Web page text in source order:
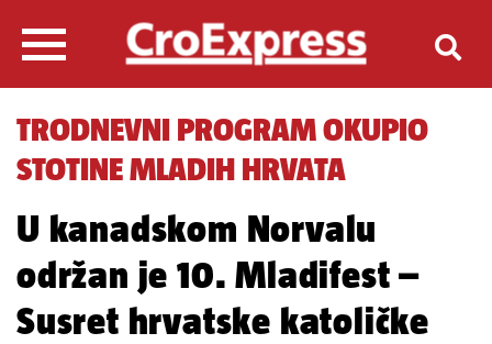
TRODNEVNI PROGRAM OKUPIO
STOTINE MLADIH HRVATA
U kanadskom Norvalu
održan je 10. Mladifest –
Susret hrvatske katoličke